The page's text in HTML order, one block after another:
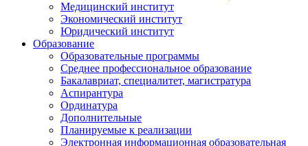
Медицинский институт
Экономический институт
Юридический институт
Образование
Образовательные программы
Среднее профессиональное образование
Бакалавриат, специалитет, магистратура
Аспирантура
Ординатура
Дополнительные
Планируемые к реализации
Электронная информационная образовательная